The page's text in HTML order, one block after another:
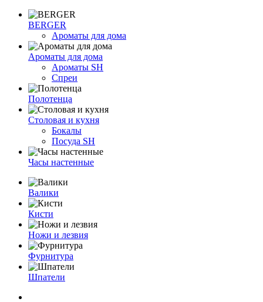
BERGER
Ароматы для дома
Ароматы для дома
Ароматы SH
Спреи
Полотенца
Столовая и кухня
Бокалы
Посуда SH
Часы настенные
Валики
Кисти
Ножи и лезвия
Фурнитура
Шпатели